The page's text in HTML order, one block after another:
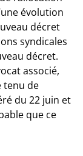
évolution
décret
syndicales
décret.
associé,
tenu de
du 22 juin et
que ce